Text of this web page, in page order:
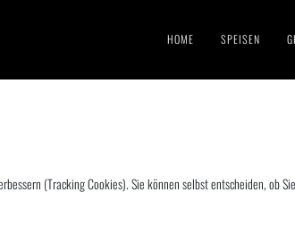
HOME SPEISEN
(Tracking Cookies). Sie können selbst entscheiden, ob